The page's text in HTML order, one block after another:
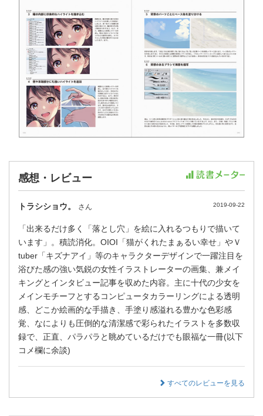
感想・レビュー
トラシショウ。 さん 2019-09-22
「出来るだけ多く「落とし穴」を絵に入れるつもりで描いて
います」。積読消化。OIOI「猫がくれたまぁるい幸せ」やＶ
tuber「キズナアイ」等のキャラクターデザインで一躍注目を
浴びた感の強い気鋭の女性イラストレーターの画集、兼メイ
キングとインタビュー記事を収めた内容。主に十代の少女を
メインモチーフとするコンピュータカラーリングによる透明
感、どこか絵画的な手描き、手塗り感溢れる豊かな色彩感
覚、なによりも圧倒的な清潔感で彩られたイラストを多数収
録で、正直、パラパラと眺めているだけでも眼福な一冊(以下
コメ欄に余談)
すべてのレビューを見る